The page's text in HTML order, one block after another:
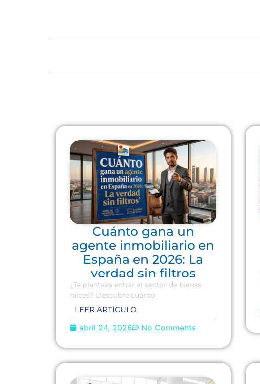
Cuánto gana un
agente inmobiliario en
España en 2026: La
verdad sin filtros
¿Te planteas entrar al sector de bienes
raíces? Descubre cuánto
LEER ARTÍCULO
abril 24, 2026 No Comments